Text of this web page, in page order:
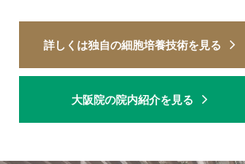
詳しくは独自の細胞培養技術を見る
大阪院の院内紹介を見る